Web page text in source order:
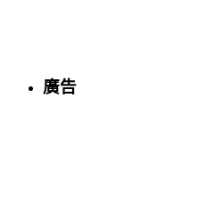
廣告